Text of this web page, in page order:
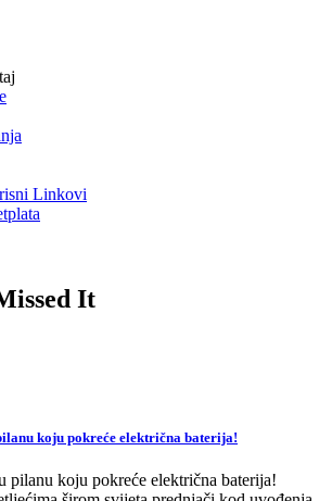
Linkovi
It
koju pokreće električna baterija!
pilanu koju pokreće električna baterija!